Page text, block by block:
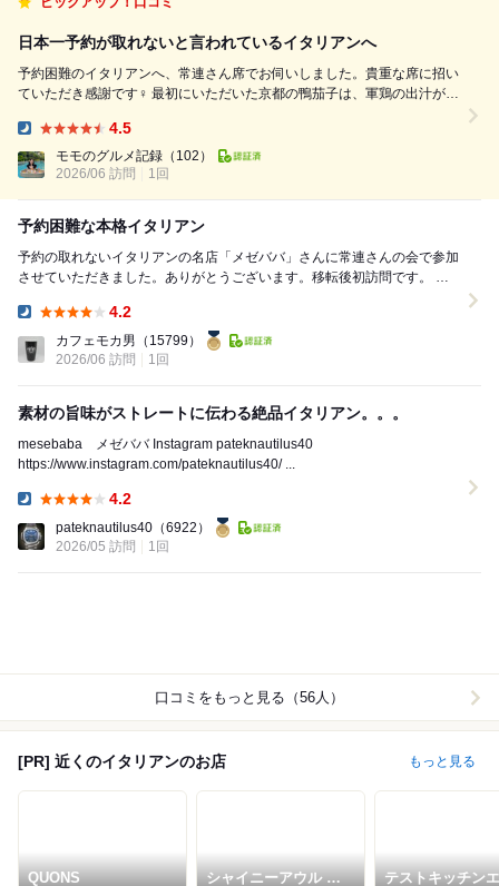
日本一予約が取れないと言われているイタリアンへ
予約困難のイタリアンへ、常連さん席でお伺いしました。貴重な席に招い
ていただき感謝です‍♀️ 最初にいただいた京都の鴨茄子は、軍鶏の出汁がじ
ぷりの出汁が合わさり、コースの始まりにぴったりの一皿でした。 焼き
たてのブリオッシュ...
4.5
モモのグルメ記録 （102）
2026/06 訪問
1回
予約困難な本格イタリアン
予約の取れないイタリアンの名店「メゼババ」さんに常連さんの会で参加
させていただきました。ありがとうございます。移転後初訪問です。 シ
4.2
カフェモカ男 （15799）
2026/06 訪問
1回
素材の旨味がストレートに伝わる絶品イタリアン。。。
mesebaba メゼババ Instagram pateknautilus40
https://www.instagram.com/pateknautilus40/ ...
4.2
pateknautilus40 （6922）
2026/05 訪問
1回
口コミをもっと見る（56人）
[PR] 近くのイタリアンのお店 もっと見る
QUONS
シャイニーアウル 表
テストキッチン